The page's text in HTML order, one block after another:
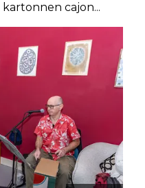
cajon...